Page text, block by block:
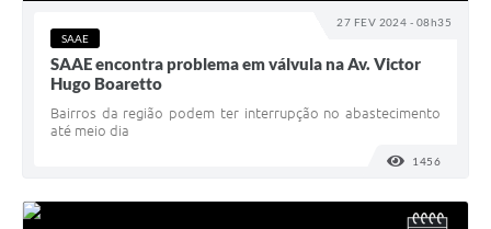
27 FEV 2024 - 08h35
SAAE
SAAE encontra problema em válvula na Av. Victor
Hugo Boaretto
Bairros da região podem ter interrupção no abastecimento
até meio dia
1456